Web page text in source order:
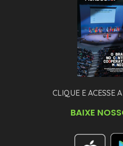
CLIQUE E ACESSE
BAIXE